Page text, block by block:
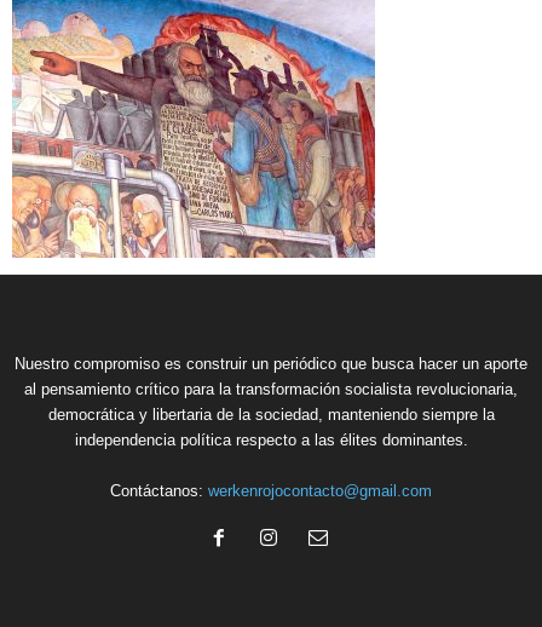
Nuestro compromiso es construir un periódico que busca hacer un aporte
al pensamiento crítico para la transformación socialista revolucionaria,
democrática y libertaria de la sociedad, manteniendo siempre la
independencia política respecto a las élites dominantes.
Contáctanos: werkenrojocontacto@gmail.com